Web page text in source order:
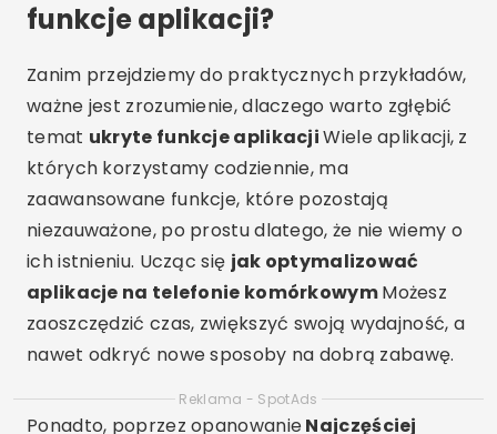
funkcje aplikacji?
Zanim przejdziemy do praktycznych przykładów,
ważne jest zrozumienie, dlaczego warto zgłębić
temat ukryte funkcje aplikacjiWiele aplikacji, z
których korzystamy codziennie, ma
zaawansowane funkcje, które pozostają
niezauważone, po prostu dlatego, że nie wiemy o
ich istnieniu. Ucząc się jak optymalizować
aplikacje na telefonie komórkowymMożesz
zaoszczędzić czas, zwiększyć swoją wydajność, a
nawet odkryć nowe sposoby na dobrą zabawę.
Reklama - SpotAds
Ponadto, poprzez opanowanieNajczęściej